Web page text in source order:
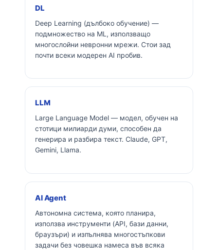
DL
Deep Learning (дълбоко обучение) —
подмножество на ML, използващо
многослойни невронни мрежи. Стои зад
почти всеки модерен AI пробив.
LLM
Large Language Model — модел, обучен на
стотици милиарди думи, способен да
генерира и разбира текст. Claude, GPT,
Gemini, Llama.
AI Agent
Автономна система, която планира,
използва инструменти (API, бази данни,
браузъри) и изпълнява многостъпкови
задачи без човешка намеса във всяка